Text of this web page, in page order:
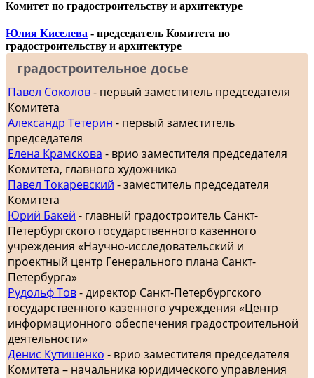
Комитет по градостроительству и архитектуре
Юлия Киселева - председатель Комитета по
градостроительству и архитектуре
градостроительное досье
Павел Соколов- первый заместитель председателя
Комитета
Александр Тетерин - первый заместитель
председателя
Елена Крамскова - врио заместителя председателя
Комитета, главного художника
Павел Токаревский - заместитель председателя
Комитета
Юрий Бакей - главный градостроитель Санкт-
Петербургского государственного казенного
учреждения «Научно-исследовательский и
проектный центр Генерального плана Санкт-
Петербурга»
Рудольф Тов- директор Санкт-Петербургского
государственного казенного учреждения «Центр
информационного обеспечения градостроительной
деятельности»
Денис Кутишенко - врио заместителя председателя
Комитета – начальника юридического управления